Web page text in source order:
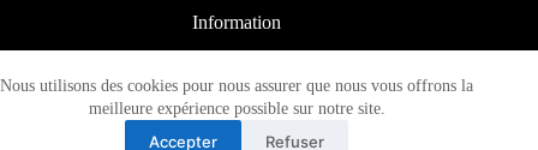
Nous utilisons des cookies pour nous assurer que nous vous offrons la
meilleure expérience possible sur notre site.
Accepter Refuser
Information
A propos
Plan de site
Mentions légales